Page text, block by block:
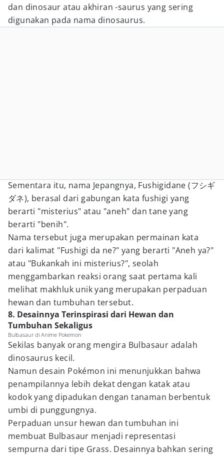
dan dinosaur atau akhiran -saurus yang sering
digunakan pada nama dinosaurus.
Sementara itu, nama Jepangnya, Fushigidane (フシギ
ダネ), berasal dari gabungan kata fushigi yang
berarti "misterius" atau "aneh" dan tane yang
berarti "benih".
Nama tersebut juga merupakan permainan kata
dari kalimat "Fushigi da ne?" yang berarti "Aneh ya?"
atau "Bukankah ini misterius?", seolah
menggambarkan reaksi orang saat pertama kali
melihat makhluk unik yang merupakan perpaduan
hewan dan tumbuhan tersebut.
8. Desainnya Terinspirasi dari Hewan dan
Tumbuhan Sekaligus
Bulbasaur di Anime Pokemon
Sekilas banyak orang mengira Bulbasaur adalah
dinosaurus kecil.
Namun desain Pokémon ini menunjukkan bahwa
penampilannya lebih dekat dengan katak atau
kodok yang dipadukan dengan tanaman berbentuk
umbi di punggungnya.
Perpaduan unsur hewan dan tumbuhan ini
membuat Bulbasaur menjadi representasi
sempurna dari tipe Grass. Desainnya bahkan sering